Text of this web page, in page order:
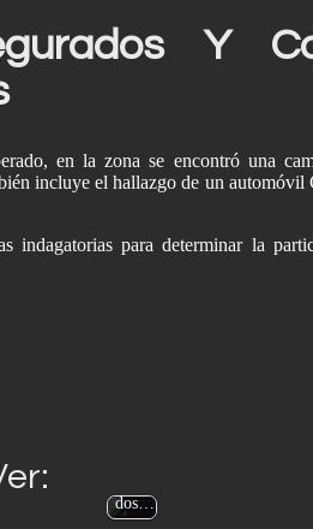
Y
en la zona se encontró una
incluye el hallazgo de un
indagatorias para determinar la
Asegur
an en
de
dos…